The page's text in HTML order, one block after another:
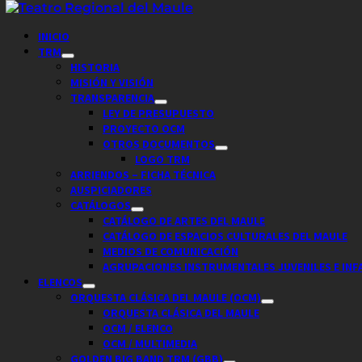
Saltar
contenido
Menú
principal
INICIO
TRM
HISTORIA
MISIÓN Y VISIÓN
TRANSPARENCIA
LEY DE PRESUPUESTO
PROYECTO OCM
OTROS DOCUMENTOS
LOGO TRM
ARRIENDOS – FICHA TÉCNICA
AUSPICIADORES
CATÁLOGOS
CATÁLOGO DE ARTES DEL MAULE
CATÁLOGO DE ESPACIOS CULTURALES DEL MAULE
MEDIOS DE COMUNICACIÓN
AGRUPACIONES INSTRUMENTALES JUVENILES E
ELENCOS
ORQUESTA CLÁSICA DEL MAULE (OCM)
ORQUESTA CLÁSICA DEL MAULE
OCM / ELENCO
OCM / MULTIMEDIA
GOLDEN BIG BAND TRM (GBB)